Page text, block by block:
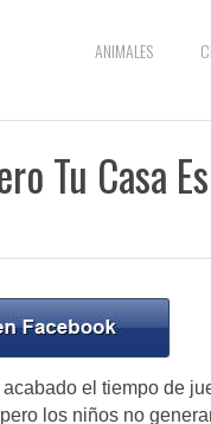
ANIMALES
Tu Casa
el tiempo de
los niños no